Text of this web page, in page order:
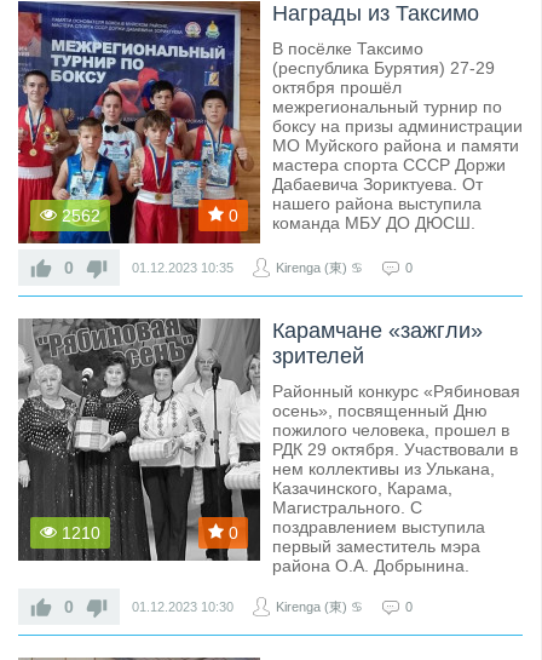
2562 0
Награды из Таксимо
В посёлке Таксимо
(республика Бурятия) 27-29
октября прошёл
межрегиональный турнир по
боксу на призы администрации
МО Муйского района и памяти
мастера спорта СССР Доржи
Дабаевича Зориктуева. От
нашего района выступила
команда МБУ ДО ДЮСШ.
0 01.12.2023 10:35 Kirenga (東) ♋ 0
1210 0
Карамчане «зажгли»
зрителей
Районный конкурс «Рябиновая
осень», посвященный Дню
пожилого человека, прошел в
РДК 29 октября. Участвовали в
нем коллективы из Улькана,
Казачинского, Карама,
Магистрального. С
поздравлением выступила
первый заместитель мэра
района О.А. Добрынина.
0 01.12.2023 10:30 Kirenga (東) ♋ 0